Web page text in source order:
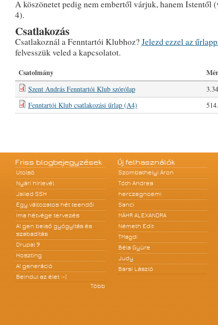
A köszönetet pedig nem embertől várjuk, hanem Istentől
4).
Csatlakozás
Csatlakoznál a Fenntartói Klubhoz?Jelezd ezzel az
felvesszük veled a kapcsolatot.
Csatolmány
Szent András Fenntartói Klub szórólap
Fenntartói Klub csatlakozási űrlap (A4)
Friss blogbejegyzések
Utolsó
Nyári hírlevél
Jailed SSH
Egy változatos hét teendői
Ima hétvége tervezés
A! gen belső gyógyítás és
szabadítás
Drupal 9
Hoszting
A! generáció
Beindul az élet :-)
Több
Új felhasználók
Szombathelyi Áron
Tóth Andrea
herczegnoemi
Sanci
MÁHR ALEXANDRA
Németh Edit
TMagdi
Béla Gyüre
Judy
Barsi László